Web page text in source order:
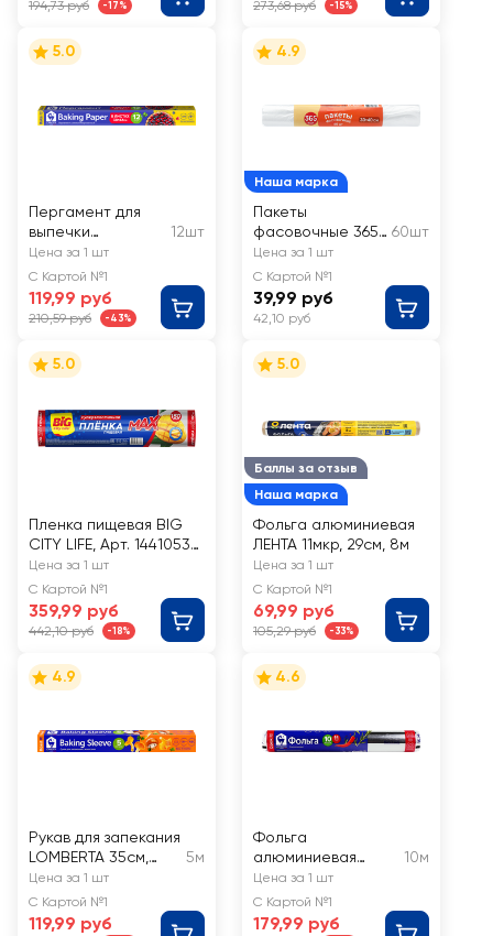
194,73 руб -17% 273,68 руб -15%
5.0
Пергамент для
выпечки
LOMBERTA листы в
рулоне
12шт
Цена за 1 шт
С Картой №1
119,99 руб
210,59 руб -43%
Наша марка
4.9
Пакеты
фасовочные 365
ДНЕЙ 30х40см
60шт
Цена за 1 шт
С Картой №1
39,99 руб
42,10 руб
5.0
Пленка пищевая BIG
CITY LIFE, Арт. 14410537,
150м
Цена за 1 шт
С Картой №1
359,99 руб
442,10 руб -18%
Баллы за отзыв
Наша марка
5.0
Фольга алюминиевая
ЛЕНТА 11мкр, 29см, 8м
Цена за 1 шт
С Картой №1
69,99 руб
105,29 руб -33%
4.9
Рукав для запекания
LOMBERTA 35см,
Арт. 721093
5м
Цена за 1 шт
С Картой №1
119,99 руб
4.6
Фольга
алюминиевая
LOMBERTA, Арт.
720840
10м
Цена за 1 шт
С Картой №1
179,99 руб